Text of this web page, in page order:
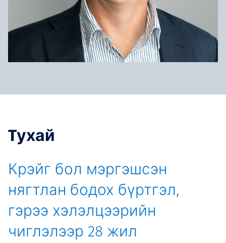
Contact
Мэдээ, мэдээлэл
Tухай
Крэйг бол мэргэшсэн
нягтлан бодох бүртгэл,
гэрээ хэлэлцээрийн
чиглэлээр 28 жил